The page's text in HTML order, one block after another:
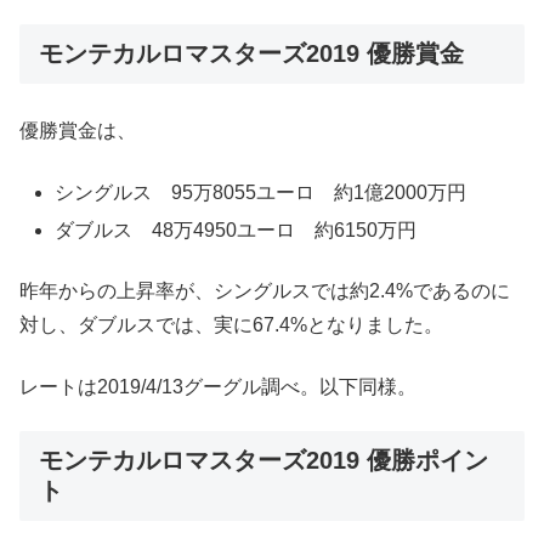
モンテカルロマスターズ2019 優勝賞金
優勝賞金は、
シングルス 95万8055ユーロ 約1億2000万円
ダブルス 48万4950ユーロ 約6150万円
昨年からの上昇率が、シングルスでは約2.4%であるのに
対し、ダブルスでは、実に67.4%となりました。
レートは2019/4/13グーグル調べ。以下同様。
モンテカルロマスターズ2019 優勝ポイン
ト